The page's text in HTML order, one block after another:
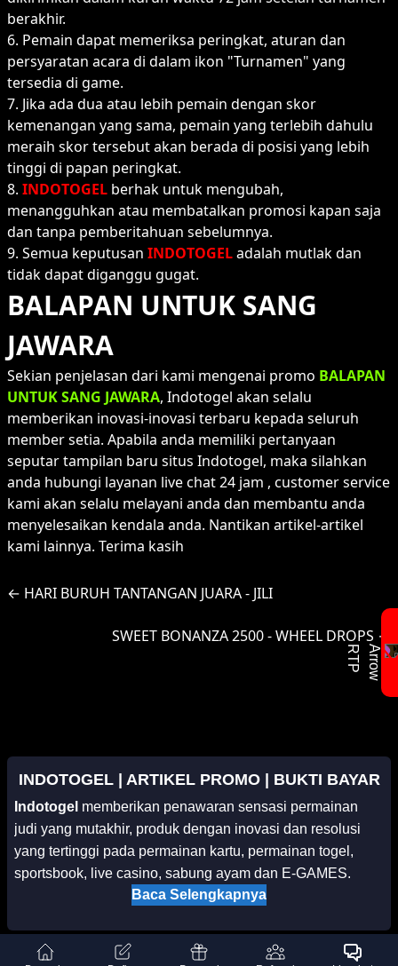
berakhir.
6. Pemain dapat memeriksa peringkat, aturan dan
persyaratan acara di dalam ikon "Turnamen" yang
tersedia di game.
7. Jika ada dua atau lebih pemain dengan skor
kemenangan yang sama, pemain yang terlebih dahulu
meraih skor tersebut akan berada di posisi yang lebih
tinggi di papan peringkat.
8. INDOTOGEL berhak untuk mengubah,
menangguhkan atau membatalkan promosi kapan saja
dan tanpa pemberitahuan sebelumnya.
9. Semua keputusan INDOTOGELadalah mutlak dan
tidak dapat diganggu gugat.
BALAPAN UNTUK SANG
JAWARA
Sekian penjelasan dari kami mengenai promo BALAPAN
UNTUK SANG JAWARA, Indotogel akan selalu
memberikan inovasi-inovasi terbaru kepada seluruh
member setia. Apabila anda memiliki pertanyaan
seputar tampilan baru situs Indotogel, maka silahkan
anda hubungi layanan live chat 24 jam , customer service
kami akan selalu melayani anda dan membantu anda
menyelesaikan kendala anda. Nantikan artikel-artikel
kami lainnya. Terima kasih
← HARI BURUH TANTANGAN JUARA - JILI
SWEET BONANZA 2500 - WHEEL DROPS →
INDOTOGEL | ARTIKEL PROMO | BUKTI BAYAR
Indotogel memberikan penawaran sensasi permainan
judi yang mutakhir, produk dengan inovasi dan resolusi
yang tertinggi pada permainan kartu, permainan togel,
sportsbook, live casino, sabung ayam dan E-GAMES.
Misi kami yang utama adalah mengembangkan bisnis
permainan kartu, permainan togel, sportsbook, live casino,
sabung ayam dan E-GAMES yang unggul dikelasnya.
Baca Selengkapnya
Mitra Kami